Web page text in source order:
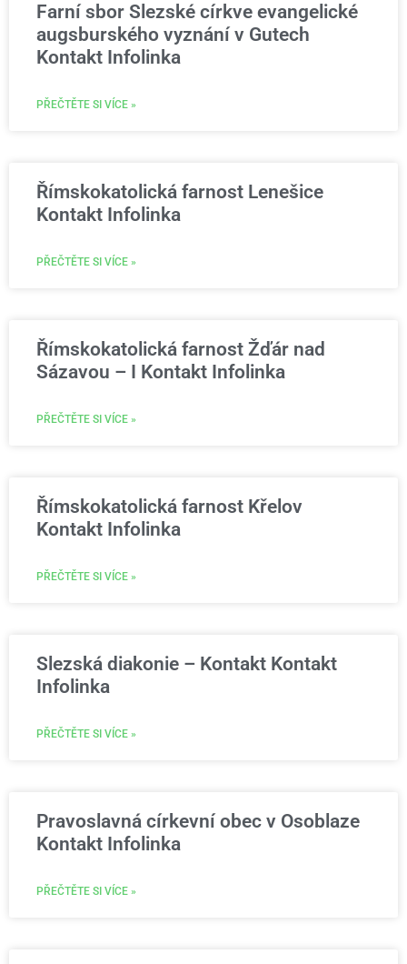
Farní sbor Slezské církve evangelické
augsburského vyznání v Gutech
Kontakt Infolinka
PŘEČTĚTE SI VÍCE »
Římskokatolická farnost Lenešice
Kontakt Infolinka
PŘEČTĚTE SI VÍCE »
Římskokatolická farnost Žďár nad
Sázavou – I Kontakt Infolinka
PŘEČTĚTE SI VÍCE »
Římskokatolická farnost Křelov
Kontakt Infolinka
PŘEČTĚTE SI VÍCE »
Slezská diakonie – Kontakt Kontakt
Infolinka
PŘEČTĚTE SI VÍCE »
Pravoslavná církevní obec v Osoblaze
Kontakt Infolinka
PŘEČTĚTE SI VÍCE »